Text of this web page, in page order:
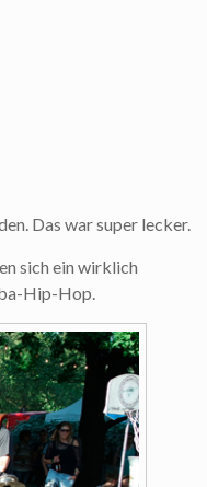
Das war super lecker.
sich ein wirklich
Hip-Hop.